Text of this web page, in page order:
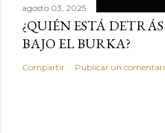
agosto 03, 2025
¿QUIÉN ESTÁ
BAJO EL BURKA?
Compartir Publicar un